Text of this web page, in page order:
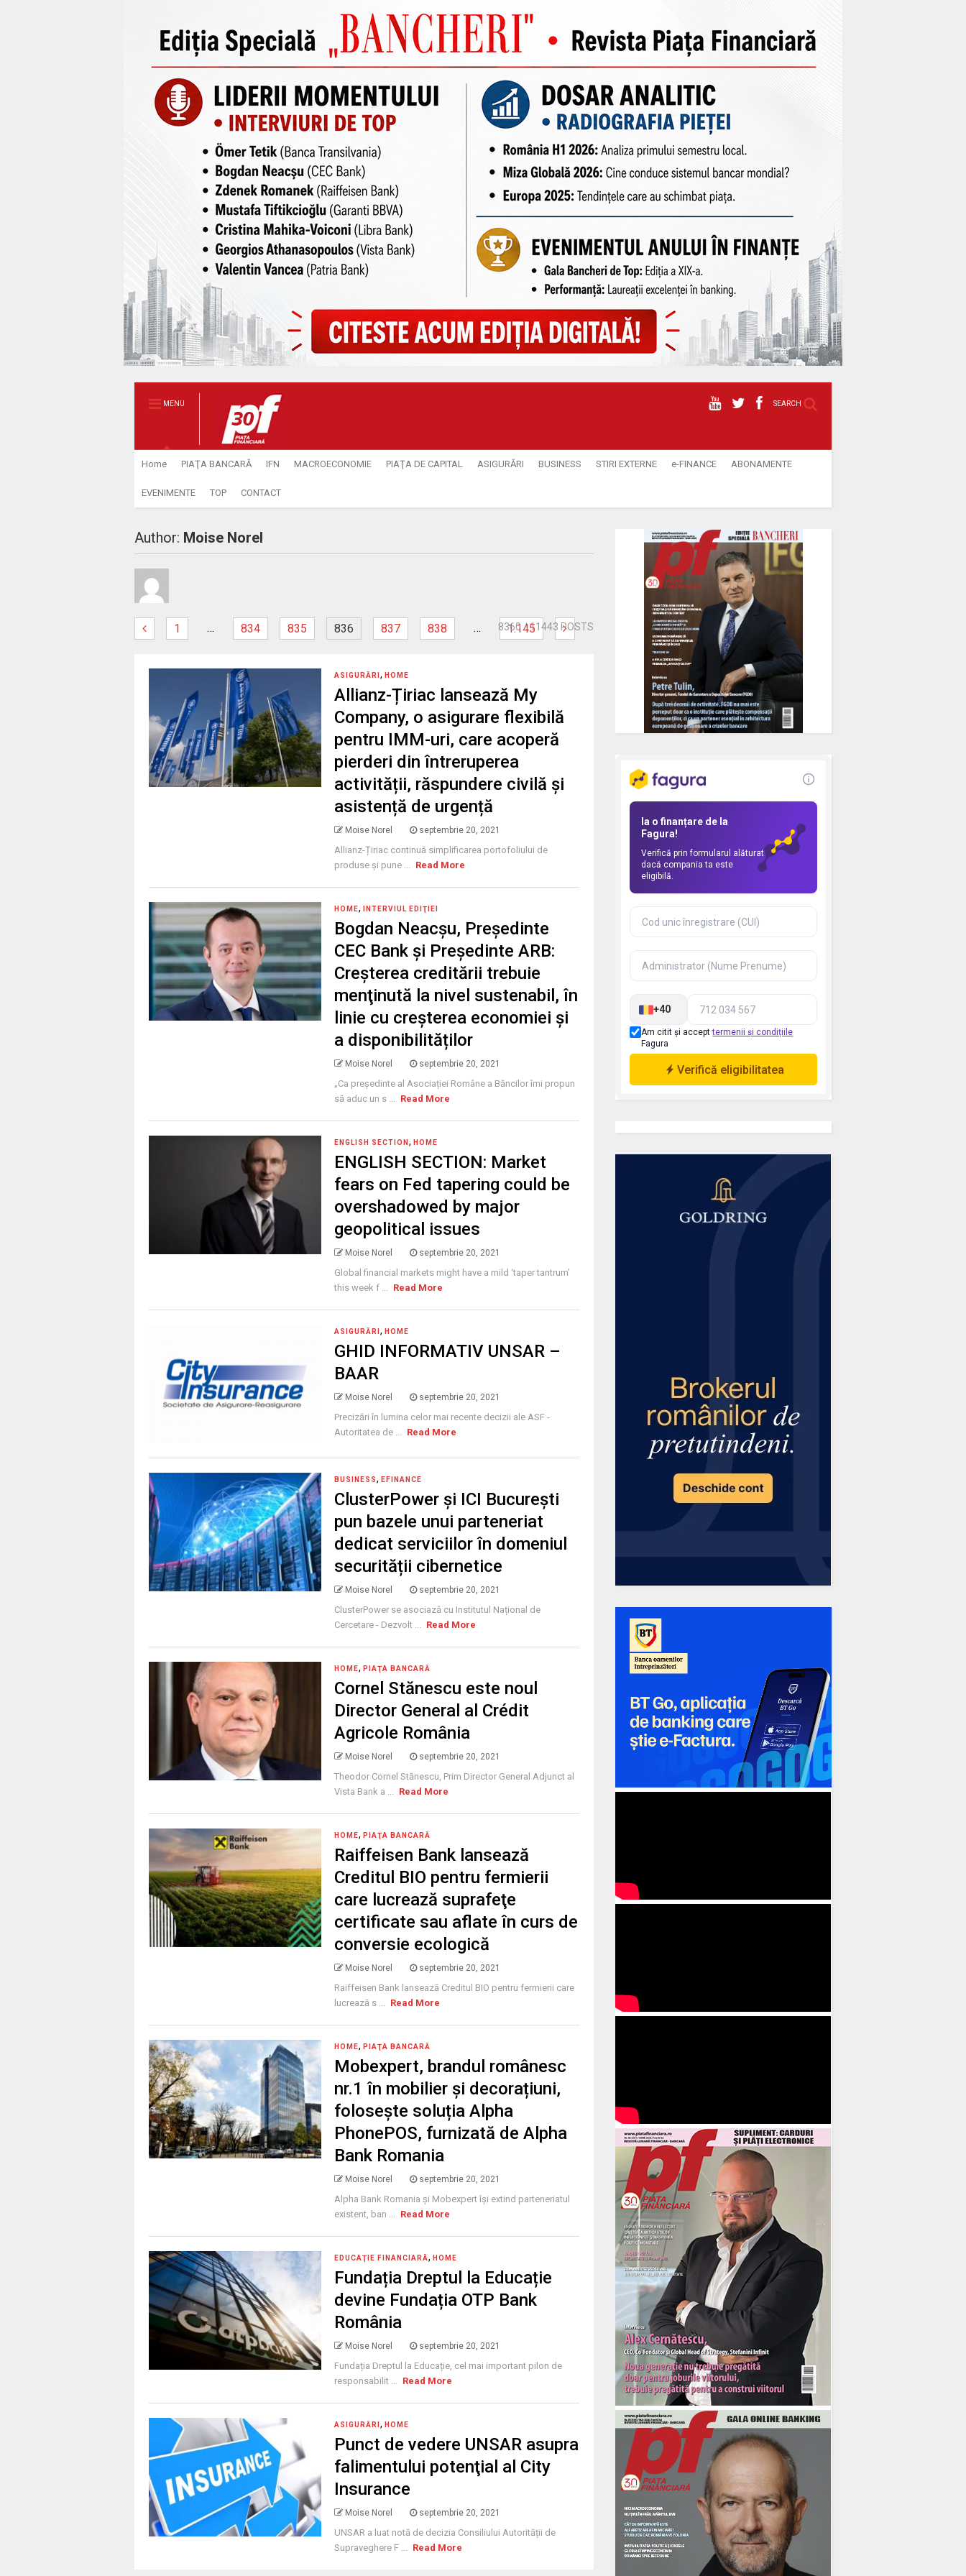
MENU SEARCH
Home PIAŢA BANCARĂ IFN MACROECONOMIE PIAŢA DE CAPITAL ASIGURĂRI BUSINESS STIRI EXTERNE e-FINANCE ABONAMENTE
EVENIMENTE TOP CONTACT
Author: Moise Norel
1 … 834 835 836 837 838 … 1.145
8360/ 11443 POSTS
ASIGURĂRI , HOME
Allianz-Țiriac lansează My
Company, o asigurare flexibilă
pentru IMM-uri, care acoperă
pierderi din întreruperea
activității, răspundere civilă și
asistență de urgență
Moise Norel septembrie 20, 2021
Allianz-Țiriac continuă simplificarea portofoliului de
produse și pune ... Read More
HOME, INTERVIUL EDIŢIEI
Bogdan Neacşu, Preşedinte
CEC Bank și Președinte ARB:
Creşterea creditării trebuie
menţinută la nivel sustenabil, în
linie cu creșterea economiei și
a disponibilităților
Moise Norel septembrie 20, 2021
„Ca președinte al Asociației Române a Băncilor îmi propun
să aduc un s ... Read More
ENGLISH SECTION , HOME
ENGLISH SECTION: Market
fears on Fed tapering could be
overshadowed by major
geopolitical issues
Moise Norel septembrie 20, 2021
Global financial markets might have a mild ‘taper tantrum’
this week f ... Read More
ASIGURĂRI , HOME
GHID INFORMATIV UNSAR –
BAAR
Moise Norel septembrie 20, 2021
Precizări în lumina celor mai recente decizii ale ASF -
Autoritatea de ... Read More
BUSINESS, EFINANCE
ClusterPower și ICI București
pun bazele unui parteneriat
dedicat serviciilor în domeniul
securității cibernetice
Moise Norel septembrie 20, 2021
ClusterPower se asociază cu Institutul Național de
Cercetare - Dezvolt ... Read More
HOME, PIAŢA BANCARĂ
Cornel Stănescu este noul
Director General al Crédit
Agricole România
Moise Norel septembrie 20, 2021
Theodor Cornel Stănescu, Prim Director General Adjunct al
Vista Bank a ... Read More
HOME, PIAŢA BANCARĂ
Raiffeisen Bank lansează
Creditul BIO pentru fermierii
care lucrează suprafeţe
certificate sau aflate în curs de
conversie ecologică
Moise Norel septembrie 20, 2021
Raiffeisen Bank lansează Creditul BIO pentru fermierii care
lucrează s ... Read More
HOME, PIAŢA BANCARĂ
Mobexpert, brandul românesc
nr.1 în mobilier și decorațiuni,
folosește soluția Alpha
PhonePOS, furnizată de Alpha
Bank Romania
Moise Norel septembrie 20, 2021
Alpha Bank Romania și Mobexpert își extind parteneriatul
existent, ban ... Read More
EDUCAŢIE FINANCIARĂ, HOME
Fundația Dreptul la Educație
devine Fundația OTP Bank
România
Moise Norel septembrie 20, 2021
Fundația Dreptul la Educație, cel mai important pilon de
responsabilit ... Read More
ASIGURĂRI , HOME
Punct de vedere UNSAR asupra
falimentului potenţial al City
Insurance
Moise Norel septembrie 20, 2021
UNSAR a luat notă de decizia Consiliului Autorității de
Supraveghere F ... Read More